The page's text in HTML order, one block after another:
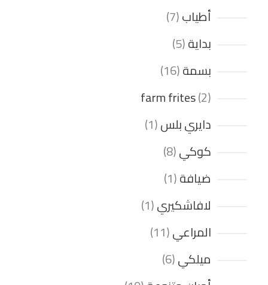
أطياب 7
بداية 5
بسمة 16
farm frites 2
دايري بلس 1
كوكي 8
ضيافة 1
لافاشكيري 1
المراعي 11
ميلكي 6